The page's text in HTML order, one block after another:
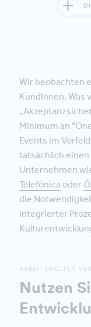
Wir beobachten
KundInnen. Was
Minimum an
Events im
tatsächlich
Unternehmen
Telefónica oder
die
integrierter
ARBEITSWELTEN
Nutzen